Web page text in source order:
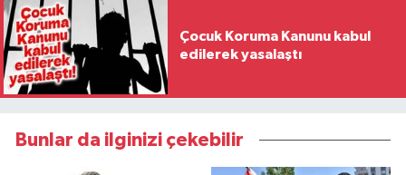
Çocuk Koruma Kanunu kabul
edilerek yasalaştı
Bunlar da ilginizi çekebilir